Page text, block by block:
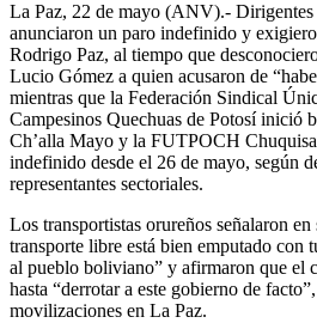
La Paz, 22 de mayo (ANV).- Dirigentes
anunciaron un paro indefinido y
Rodrigo Paz, al tiempo que
Lucio Gómez a quien acusaron de
mientras que la Federación Sindical
Campesinos Quechuas de Potosí inició
Ch’alla Mayo y la FUTPOCH
indefinido desde el 26 de mayo, según
representantes sectoriales.
Los transportistas orureños señalaron
transporte libre está bien emputado con
al pueblo boliviano” y afirmaron que el
hasta “derrotar a este gobierno de
movilizaciones en La Paz.